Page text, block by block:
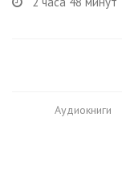
Аудиокниги